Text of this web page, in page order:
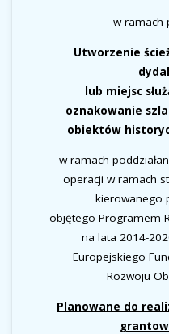
w ramach
Utworzenie
lub miejsc
oznakowanie
obiektów
w ramach
operacji w ramach
kierowanego
objętego Programem
na lata 2014-
Europejskiego
Rozwoju
Planowane do